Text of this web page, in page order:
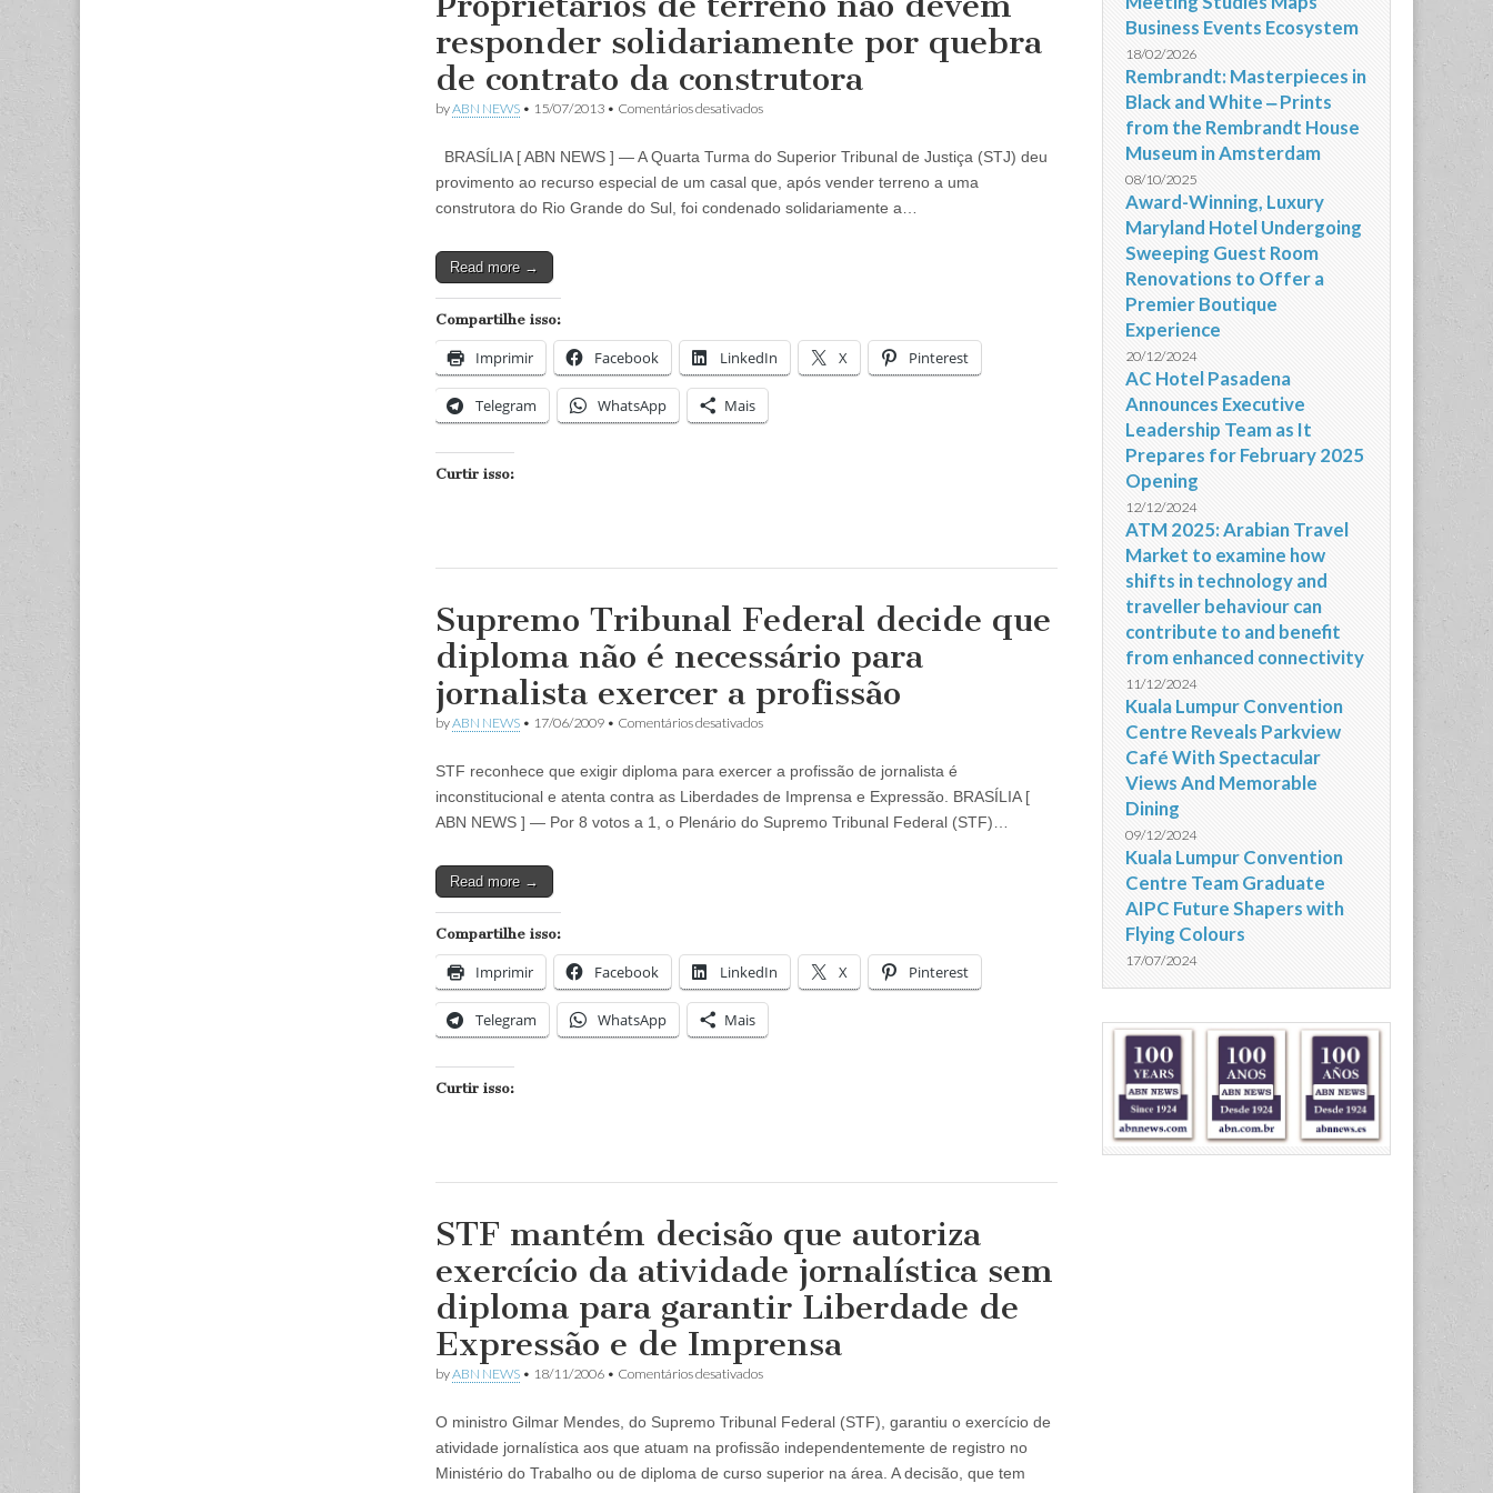
responder solidariamente por quebra
de contrato da construtora
byABN NEWS • 15/07/2013 • Comentários desativadosem
terreno
não
devem
responder
construtora
BRASÍLIA [ ABN NEWS ] — A Quarta Turma do Superior Tribunal de Justiça (STJ) deu
provimento ao recurso especial de um casal que, após vender terreno a uma
construtora do Rio Grande do Sul, foi condenado solidariamente a…
Read more →
Compartilhe isso:
Imprimir Facebook LinkedIn X Pinterest
Telegram WhatsApp Mais
Curtir isso:
Supremo Tribunal Federal decide que
diploma não é necessário para
jornalista exercer a profissão
byABN NEWS • 17/06/2009 • Comentários desativadosem
Federal
decide
diploma
a
profissão
STF reconhece que exigir diploma para exercer a profissão de jornalista é
inconstitucional e atenta contra as Liberdades de Imprensa e Expressão. BRASÍLIA [
ABN NEWS ] — Por 8 votos a 1, o Plenário do Supremo Tribunal Federal (STF)…
Read more →
Compartilhe isso:
Imprimir Facebook LinkedIn X Pinterest
Telegram WhatsApp Mais
Curtir isso:
STF mantém decisão que autoriza
exercício da atividade jornalística sem
diploma para garantir Liberdade de
Expressão e de Imprensa
byABN NEWS • 18/11/2006 • Comentários desativadosem
decisão
que
exercício
O ministro Gilmar Mendes, do Supremo Tribunal Federal (STF), garantiu o exercício de
atividade jornalística aos que atuam na profissão independentemente de registro no
Ministério do Trabalho ou de diploma de curso superior na área. A decisão, que tem
Business Events Ecosystem
18/02/2026
Rembrandt: Masterpieces in
Black and White ‒ Prints
from the Rembrandt House
Museum in Amsterdam
08/10/2025
Award-Winning, Luxury
Maryland Hotel Undergoing
Sweeping Guest Room
Renovations to Offer a
Premier Boutique
Experience
20/12/2024
AC Hotel Pasadena
Announces Executive
Leadership Team as It
Prepares for February 2025
Opening
12/12/2024
ATM 2025: Arabian Travel
Market to examine how
shifts in technology and
traveller behaviour can
contribute to and benefit
from enhanced connectivity
11/12/2024
Kuala Lumpur Convention
Centre Reveals Parkview
Café With Spectacular
Views And Memorable
Dining
09/12/2024
Kuala Lumpur Convention
Centre Team Graduate
AIPC Future Shapers with
Flying Colours
17/07/2024